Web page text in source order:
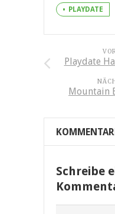
PLAYDATE
Playdate
Mountain
Schreibe